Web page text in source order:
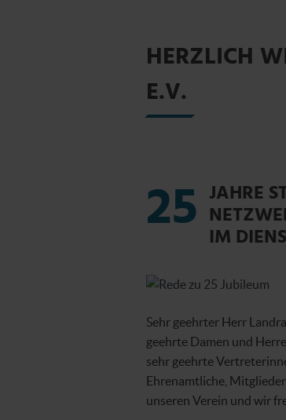
HERZLICH
E.V.
25
JAHRE
IM
Sehr geehrter Herr
geehrte Damen und
sehr geehrte
Ehrenamtliche,
unseren Verein und wir